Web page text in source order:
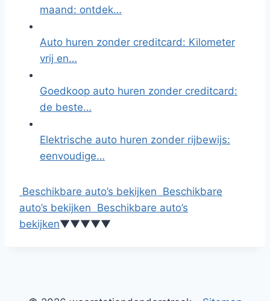
maand: ontdek…
Auto huren zonder creditcard: Kilometer
vrij en…
Goedkoop auto huren zonder creditcard:
de beste…
Elektrische auto huren zonder rijbewijs:
eenvoudige…
Beschikbare auto’s bekijken Beschikbare
auto’s bekijken Beschikbare auto’s
bekijken▼▼▼▼▼